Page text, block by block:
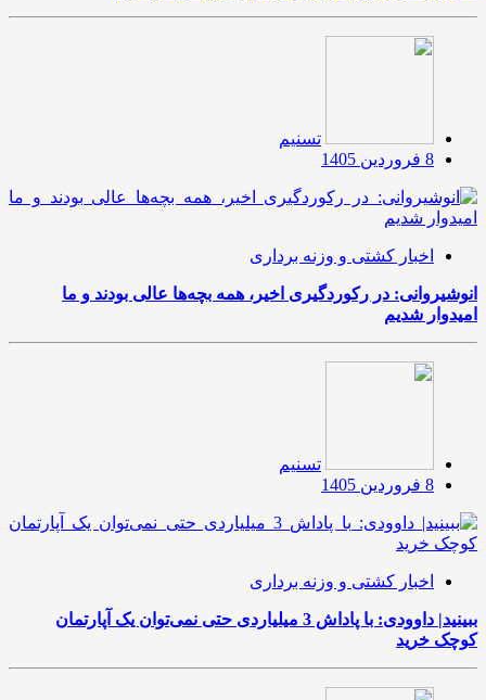
تسنیم
8 فروردین 1405
اخبار کشتی و وزنه برداری
انوشیروانی: در رکوردگیری اخیر، همه بچه‌ها عالی بودند و ما
امیدوار شدیم
تسنیم
8 فروردین 1405
اخبار کشتی و وزنه برداری
ببینید| داوودی: با پاداش 3 میلیاردی حتی نمی‌توان یک آپارتمان
کوچک خرید